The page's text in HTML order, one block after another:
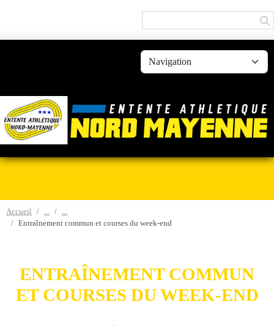
Accueil
Entraînement commun et courses du week-end
ENTRAÎNEMENT COMMUN
ET COURSES DU WEEK-END